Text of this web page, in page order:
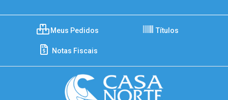
Meus Pedidos Títulos
Notas Fiscais